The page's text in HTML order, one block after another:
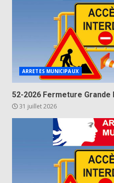
ARRETES MUNICIPAUX
52-2026 Fermeture Grande
31 juillet 2026